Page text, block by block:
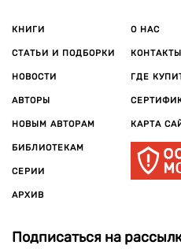
КНИГИ
СТАТЬИ И ПОДБОРКИ
НОВОСТИ
АВТОРЫ
НОВЫМ АВТОРАМ
БИБЛИОТЕКАМ
СЕРИИ
АРХИВ
О НАС
КОНТАКТЫ
ГДЕ
КАРТА
Подписаться на